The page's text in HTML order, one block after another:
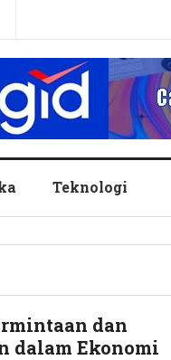
Teknologi
dan
dalam Ekonomi